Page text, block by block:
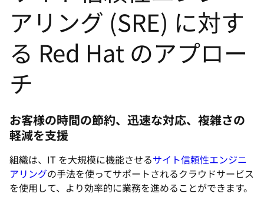
だ
さ
い
アリング (SRE) に対す
る Red Hat のアプロー
チ
お客様の時間の節約、迅速な対応、複雑さの
軽減を支援
組織は、IT を大規模に機能させるサイト信頼性エンジニ
アリングの手法を使ってサポートされるクラウドサービス
を使用して、より効率的に業務を進めることができます。